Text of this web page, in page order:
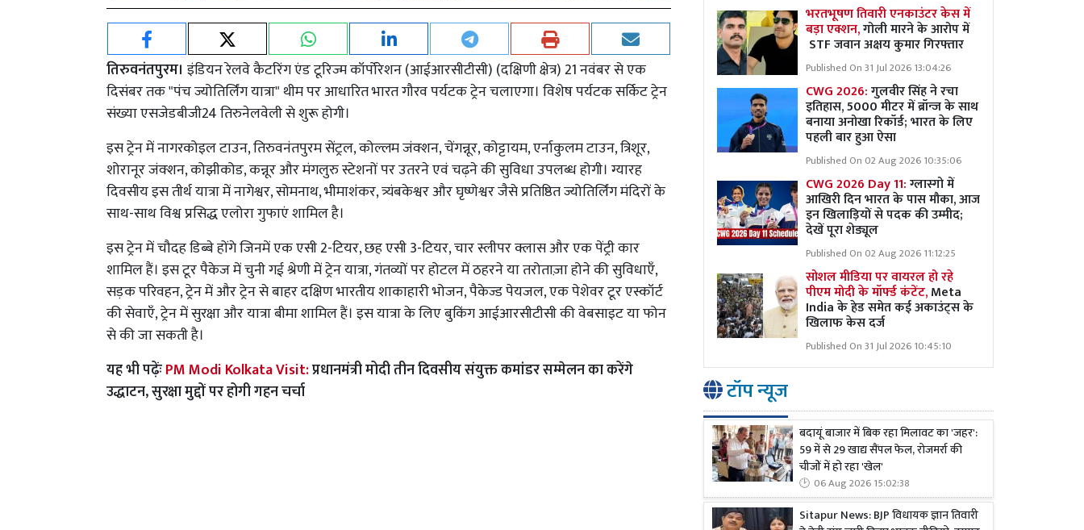
तिरुवनंतपुरम। इंडियन रेलवे कैटरिंग एंड टूरिज्म कॉर्पोरेशन (आईआरसीटीसी) (दक्षिणी क्षेत्र) 21 नवंबर से एक
दिसंबर तक "पंच ज्योतिर्लिंग यात्रा" थीम पर आधारित भारत गौरव पर्यटक ट्रेन चलाएगा। विशेष पर्यटक सर्किट ट्रेन
संख्या एसजेडबीजी24 तिरुनेलवेली से शुरू होगी।
इस ट्रेन में नागरकोइल टाउन, तिरुवनंतपुरम सेंट्रल, कोल्लम जंक्शन, चेंगन्नूर, कोट्टायम, एर्नाकुलम टाउन, त्रिशूर,
शोरानूर जंक्शन, कोझीकोड, कन्नूर और मंगलुरु स्टेशनों पर उतरने एवं चढ़ने की सुविधा उपलब्ध होगी। ग्यारह
दिवसीय इस तीर्थ यात्रा में नागेश्वर, सोमनाथ, भीमाशंकर, त्र्यंबकेश्वर और घृष्णेश्वर जैसे प्रतिष्ठित ज्योतिर्लिंग मंदिरों के
साथ-साथ विश्व प्रसिद्ध एलोरा गुफाएं शामिल है।
इस ट्रेन में चौदह डिब्बे होंगे जिनमें एक एसी 2-टियर, छह एसी 3-टियर, चार स्लीपर क्लास और एक पेंट्री कार
शामिल हैं। इस टूर पैकेज में चुनी गई श्रेणी में ट्रेन यात्रा, गंतव्यों पर होटल में ठहरने या तरोताज़ा होने की सुविधाएँ,
सड़क परिवहन, ट्रेन में और ट्रेन से बाहर दक्षिण भारतीय शाकाहारी भोजन, पैकेज्ड पेयजल, एक पेशेवर टूर एस्कॉर्ट
की सेवाएँ, ट्रेन में सुरक्षा और यात्रा बीमा शामिल हैं। इस यात्रा के लिए बुकिंग आईआरसीटीसी की वेबसाइट या फोन
से की जा सकती है।
यह भी पढ़ेंःPM Modi Kolkata Visit:प्रधानमंत्री मोदी तीन दिवसीय संयुक्त कमांडर सम्मेलन का करेंगे
उद्धाटन, सुरक्षा मुद्दों पर होगी गहन चर्चा
भरतभूषण तिवारी एनकाउंटर केस में
बड़ा एक्शन,गोली मारने के आरोप में
STF जवान अक्षय कुमार गिरफ्तार
Published On 31 Jul 2026 13:04:26
CWG 2026:गुलवीर सिंह ने रचा
इतिहास, 5000 मीटर में ब्रॉन्ज के साथ
बनाया अनोखा रिकॉर्ड; भारत के लिए
पहली बार हुआ ऐसा
Published On 02 Aug 2026 10:35:06
CWG 2026 Day 11:ग्लास्गो में
आखिरी दिन भारत के पास मौका, आज
इन खिलाड़ियों से पदक की उम्मीद;
देखें पूरा शेड्यूल
Published On 02 Aug 2026 11:12:25
सोशल मीडिया पर वायरल हो रहे
पीएम मोदी के मॉर्फ्ड कंटेंट,Meta
India के हेड समेत कई अकाउंट्स के
खिलाफ केस दर्ज
Published On 31 Jul 2026 10:45:10
टॉप न्यूज
बदायूं बाजार में बिक रहा मिलावट का 'जहर':
59 में से 29 खाद्य सैंपल फेल, रोजमर्रा की
चीजों में हो रहा 'खेल'
06 Aug 2026 15:02:38
Sitapur News: BJP विधायक ज्ञान तिवारी